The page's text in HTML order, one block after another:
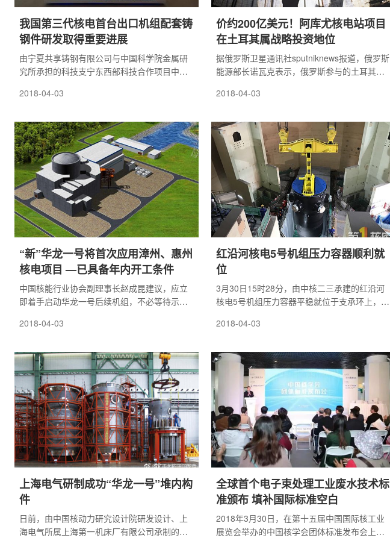
我国第三代核电首台出口机组配套铸
钢件研发取得重要进展
由宁夏共享铸钢有限公司与中国科学院金属研
究所承担的科技支宁东西部科技合作项目中国
重要进展，已相继突破了多包合浇、钢液纯净
关。
2018-04-03
价约200亿美元！阿库尤核电站项目
在土耳其属战略投资地位
据俄罗斯卫星通讯社sputniknews报道，俄罗斯
能源部长诺瓦克表示，俄罗斯参与的土耳其阿
瓦克指出，我们正在等待建设许可，已证实它
一块地基
2018-04-03
“新”华龙一号将首次应用漳州、惠州
核电项目 —已具备年内开工条件
中国核能行业协会副理事长赵成昆建议，应立
即着手启动华龙一号后续机组，不必等待示范
的核电装机目标。继示范项目福建福清5、6号
术下一批
2018-04-03
红沿河核电5号机组压力容器顺利就
位
3月30日15时28分，由中核二三承建的红沿河
核电5号机组压力容器平稳就位于支承环上，标
实现，为后续反应堆堆芯设备安装、主管道焊
达261
2018-04-03
上海电气研制成功“华龙一号”堆内构
件
日前，由中国核动力研究设计院研发设计、上
海电气所属上海第一机床厂有限公司承制的全
全球首个电子束处理工业废水技术标
准颁布 填补国际标准空白
2018年3月30日，在第十五届中国国际核工业
展览会举办的中国核学会团体标准发布会上，